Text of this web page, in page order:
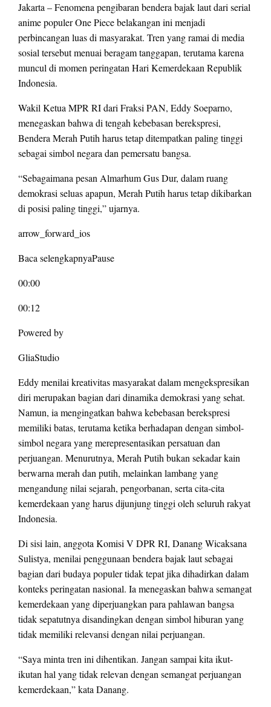
Jakarta – Fenomena pengibaran bendera bajak laut dari serial
anime populer One Piece belakangan ini menjadi
perbincangan luas di masyarakat. Tren yang ramai di media
sosial tersebut menuai beragam tanggapan, terutama karena
muncul di momen peringatan Hari Kemerdekaan Republik
Indonesia.
Wakil Ketua MPR RI dari Fraksi PAN, Eddy Soeparno,
menegaskan bahwa di tengah kebebasan berekspresi,
Bendera Merah Putih harus tetap ditempatkan paling tinggi
sebagai simbol negara dan pemersatu bangsa.
“Sebagaimana pesan Almarhum Gus Dur, dalam ruang
demokrasi seluas apapun, Merah Putih harus tetap dikibarkan
di posisi paling tinggi,” ujarnya.
arrow_forward_ios
Baca selengkapnyaPause
00:00
00:12
Powered by
GliaStudio
Eddy menilai kreativitas masyarakat dalam mengekspresikan
diri merupakan bagian dari dinamika demokrasi yang sehat.
Namun, ia mengingatkan bahwa kebebasan berekspresi
memiliki batas, terutama ketika berhadapan dengan simbol-
simbol negara yang merepresentasikan persatuan dan
perjuangan. Menurutnya, Merah Putih bukan sekadar kain
berwarna merah dan putih, melainkan lambang yang
mengandung nilai sejarah, pengorbanan, serta cita-cita
kemerdekaan yang harus dijunjung tinggi oleh seluruh rakyat
Indonesia.
Di sisi lain, anggota Komisi V DPR RI, Danang Wicaksana
Sulistya, menilai penggunaan bendera bajak laut sebagai
bagian dari budaya populer tidak tepat jika dihadirkan dalam
konteks peringatan nasional. Ia menegaskan bahwa semangat
kemerdekaan yang diperjuangkan para pahlawan bangsa
tidak sepatutnya disandingkan dengan simbol hiburan yang
tidak memiliki relevansi dengan nilai perjuangan.
“Saya minta tren ini dihentikan. Jangan sampai kita ikut-
ikutan hal yang tidak relevan dengan semangat perjuangan
kemerdekaan,” kata Danang.